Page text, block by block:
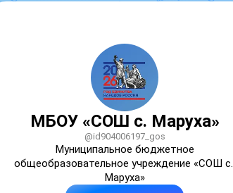
МБОУ «СОШ с. Маруха»
@id904006197_gos
Муниципальное бюджетное
общеобразовательное учреждение «СОШ с.
Маруха»